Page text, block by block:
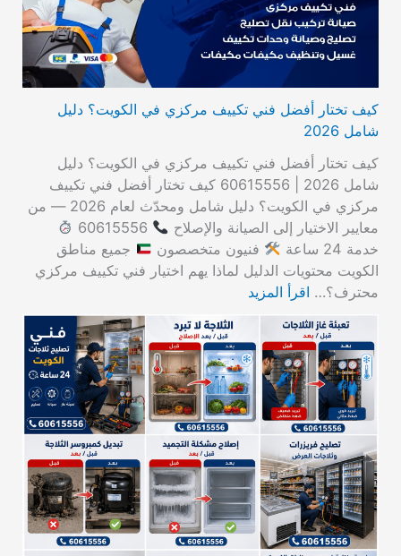
كيف تختار أفضل فني تكييف مركزي في الكويت؟ دليل
شامل 2026
كيف تختار أفضل فني تكييف مركزي في الكويت؟ دليل
شامل 2026 | 60615556 كيف تختار أفضل فني تكييف
مركزي في الكويت؟ دليل شامل ومحدّث لعام 2026 — من
معايير الاختيار إلى الصيانة والإصلاح
خدمة 24 ساعة
فنيون متخصصون
جميع مناطق
الكويت محتويات الدليل لماذا يهم اختيار فني تكييف مركزي
محترف؟… اقرأ المزيد